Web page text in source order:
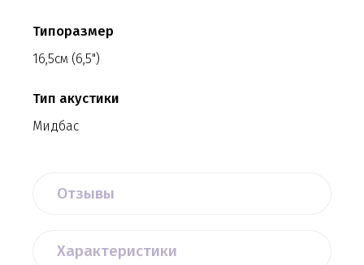
Типоразмер
16,5см (6,5")
Тип акустики
Мидбас
Отзывы
Характеристики